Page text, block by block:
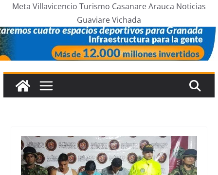
Meta Villavicencio Turismo Casanare Arauca Noticias
Guaviare Vichada